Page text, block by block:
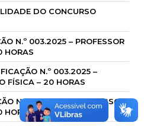
DO CONCURSO
N.º 003.2025 – PROFESSOR
HORAS
N.º 003.2025 –
FÍSICA – 20 HORAS
N.º 004.2025 – PROFESSOR
HORAS